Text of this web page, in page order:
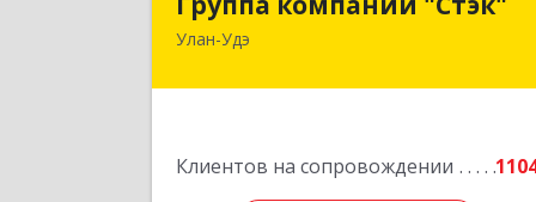
Улан-Удэ
Клиентов на сопровождении
670000, Бурятия Респ, Улан-Удэ г,